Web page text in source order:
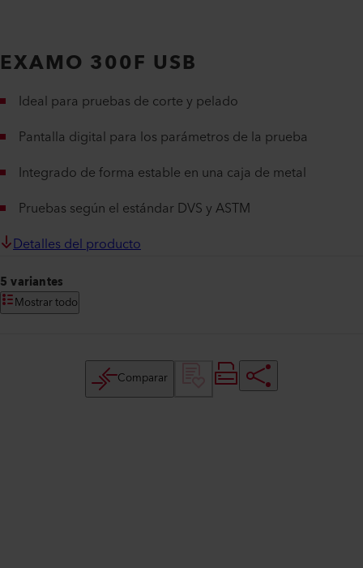
EXAMO 300F USB
Ideal para pruebas de corte y pelado
Pantalla digital para los parámetros de la prueba
Integrado de forma estable en una caja de metal
Pruebas según el estándar DVS y ASTM
Detalles del producto
5 variantes
Mostrar todo
Comparar